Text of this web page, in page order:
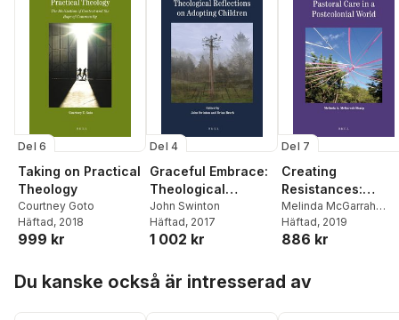
Del 6
Taking on Practical
Theology
Courtney Goto
Häftad, 2018
999 kr
Del 4
Graceful Embrace:
Theological
Reflections on
Adopting Children
John Swinton
Häftad, 2017
1 002 kr
Del 7
Creating
Resistances:
Pastoral Care in a
Postcolonial World
Melinda McGarrah
Sharp
Häftad, 2019
886 kr
Du kanske också är intresserad av